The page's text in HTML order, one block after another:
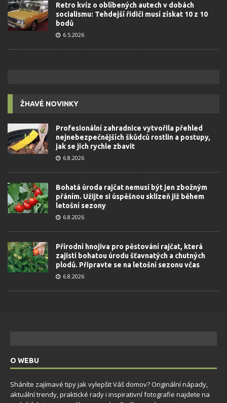
Retro kvíz o oblíbených autech v dobách
socialismu: Tehdejší řidiči musí získat 10 z 10
bodů
6.5.2026
ŽHAVÉ NOVINKY
Profesionální zahradnice vytvořila přehled
nejnebezpečnějších škůdců rostlin a postupy,
jak se jich rychle zbavit
6.8.2026
Bohatá úroda rajčat nemusí být jen zbožným
přáním. Užijte si úspěšnou sklizeň již během
letošní sezony
6.8.2026
Přírodní hnojiva pro pěstování rajčat, která
zajistí bohatou úrodu šťavnatých a chutných
plodů. Připravte se na letošní sezonu včas
6.8.2026
O WEBU
Sháníte zajímavé tipy jak vylepšit Váš domov? Originální nápady,
aktuální trendy, praktické rady i inspirativní fotografie najdete na